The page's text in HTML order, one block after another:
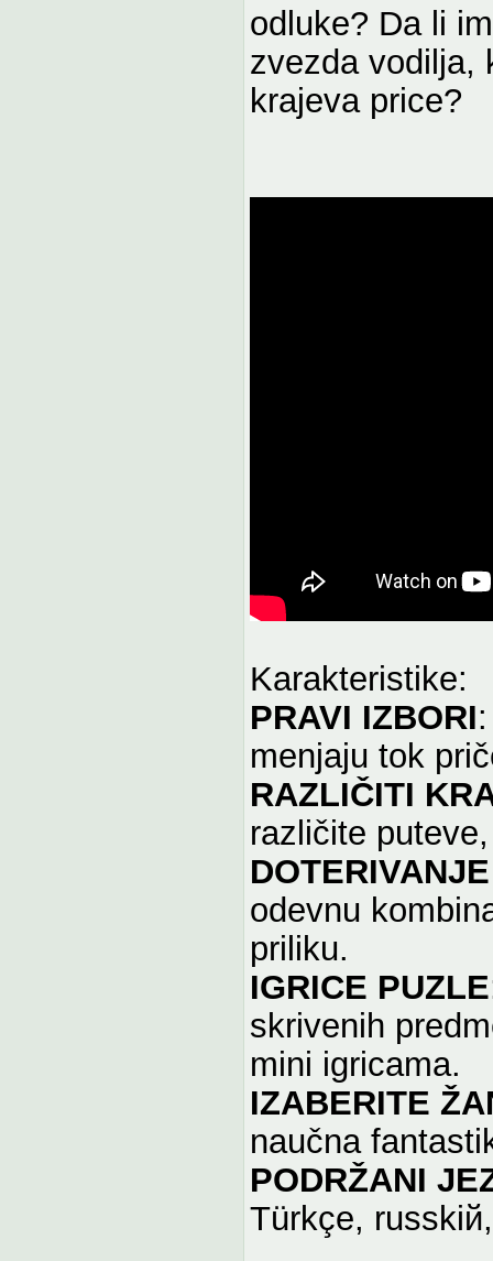
odluke? Da li
zvezda vodilja,
krajeva price?
Karakteristike:
PRAVI IZBORI
menjaju tok
RAZLIČITI
različite
odevnu
priliku.
IGRICE PUZLE
skrivenih
mini igricama.
IZABERITE
naučna
PODRŽANI
Türkçe,